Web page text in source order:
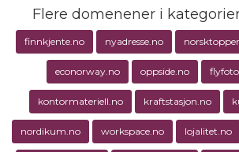
Flere domenener i
finnkjente.no nyadresse.no
econorway.no oppside.no
kontormateriell.no kraftstasjon.no
nordikum.no workspace.no lojalitet.no